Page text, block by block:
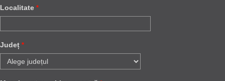
Localitate *
Județ *